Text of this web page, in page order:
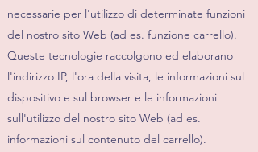
necessarie per l'utilizzo di determinate funzioni
del nostro sito Web (ad es. funzione carrello).
Queste tecnologie raccolgono ed elaborano
l'indirizzo IP, l'ora della visita, le informazioni sul
dispositivo e sul browser e le informazioni
sull'utilizzo del nostro sito Web (ad es.
informazioni sul contenuto del carrello).